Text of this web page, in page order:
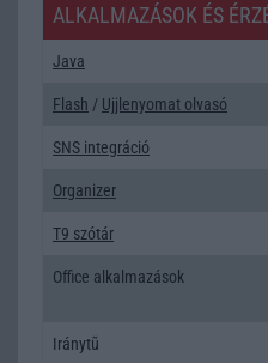
ALKALMAZÁSOK ÉS
Java
Flash / Ujjlenyomat olvasó
SNS integráció
Organizer
T9 szótár
Office alkalmazások
Iránytũ